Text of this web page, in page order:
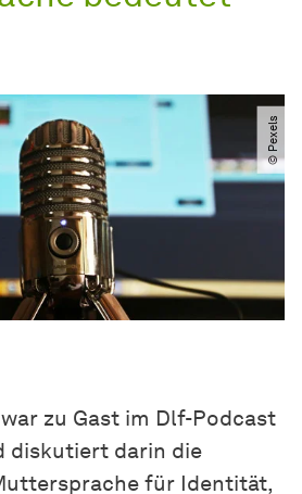
© Pexels
zu Gast im Dlf-Podcast
diskutiert darin die
für Identität,